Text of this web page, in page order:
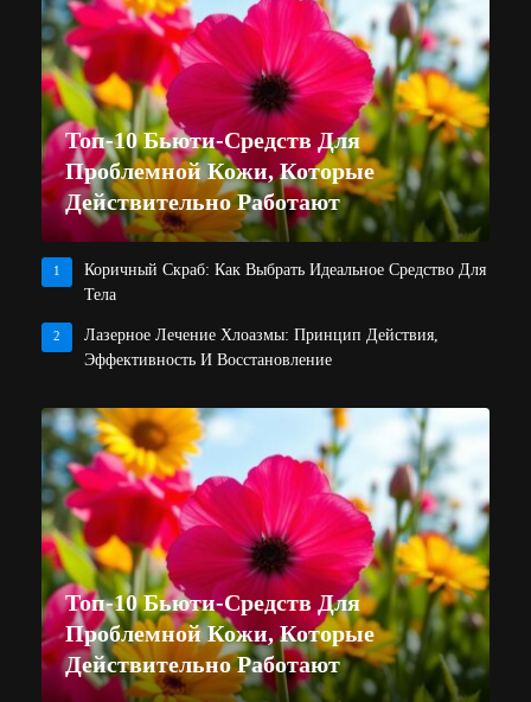
Топ-10 Бьюти-Средств Для
Проблемной Кожи, Которые
Действительно Работают
1
Коричный Скраб: Как Выбрать Идеальное Средство Для
Тела
2
Лазерное Лечение Хлоазмы: Принцип Действия,
Эффективность И Восстановление
Топ-10 Бьюти-Средств Для
Проблемной Кожи, Которые
Действительно Работают